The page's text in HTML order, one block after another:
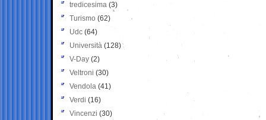
tredicesima (3)
Turismo (62)
Udc (64)
Università (128)
V-Day (2)
Veltroni (30)
Vendola (41)
Verdi (16)
Vincenzi (30)